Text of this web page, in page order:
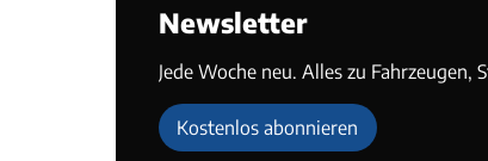
Newsletter
Jede Woche neu. Alles zu
Kostenlos abonnieren